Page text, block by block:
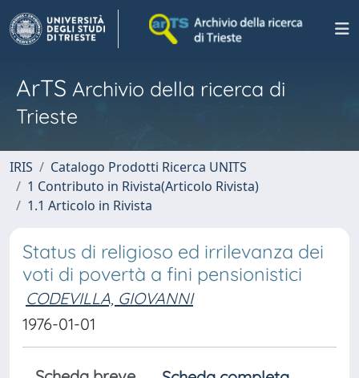
ArTS Archivio della ricerca di
Trieste
IRIS
Catalogo Prodotti Ricerca UNITS
1 Contributo in Rivista(Articolo Rivista)
1.1 Articolo in Rivista
Status di religioso ed irrilevanza dei
voti di povertà a fini pensionistici
CODEVILLA, GIOVANNI
1976-01-01